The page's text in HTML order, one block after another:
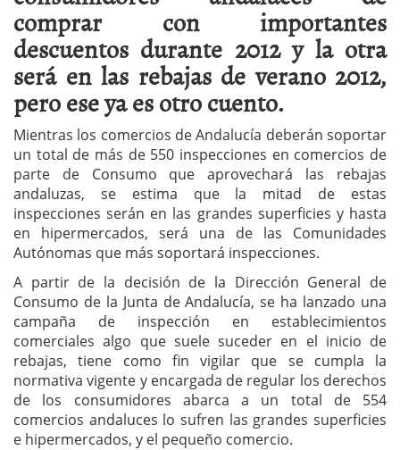
comprar con importantes
descuentos durante 2012 y la otra
será en las rebajas de verano 2012,
pero ese ya es otro cuento.
Mientras los comercios de Andalucía deberán soportar
un total de más de 550 inspecciones en comercios de
parte de Consumo que aprovechará las rebajas
andaluzas, se estima que la mitad de estas
inspecciones serán en las grandes superficies y hasta
en hipermercados, será una de las Comunidades
Autónomas que más soportará inspecciones.
A partir de la decisión de la Dirección General de
Consumo de la Junta de Andalucía, se ha lanzado una
campaña de inspección en establecimientos
comerciales algo que suele suceder en el inicio de
rebajas, tiene como fin vigilar que se cumpla la
normativa vigente y encargada de regular los derechos
de los consumidores abarca a un total de 554
comercios andaluces lo sufren las grandes superficies
e hipermercados, y el pequeño comercio.